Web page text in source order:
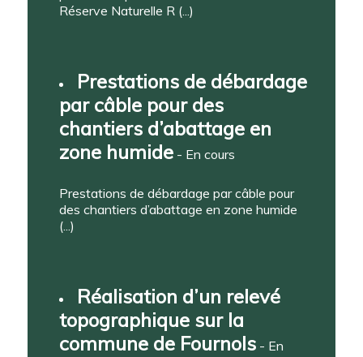
Réserve Naturelle R (...)
Prestations de débardage
par câble pour des
chantiers d’abattage en
zone humide- En cours
Prestations de débardage par câble pour
des chantiers d’abattage en zone humide
(...)
Réalisation d’un relevé
topographique sur la
commune de Fournols- En